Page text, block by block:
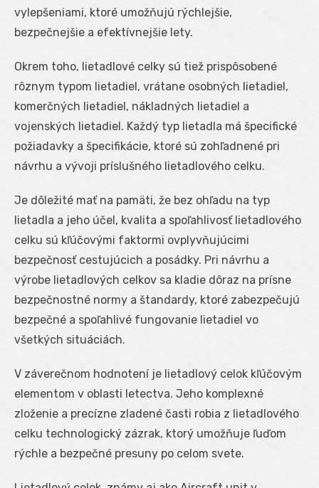
vylepšeniami, ktoré umožňujú rýchlejšie,
bezpečnejšie a efektívnejšie lety.
Okrem toho, lietadlové celky sú tiež prispôsobené
rôznym typom lietadiel, vrátane osobných lietadiel,
komerčných lietadiel, nákladných lietadiel a
vojenských lietadiel. Každý typ lietadla má špecifické
požiadavky a špecifikácie, ktoré sú zohľadnené pri
návrhu a vývoji príslušného lietadlového celku.
Je dôležité mať na pamäti, že bez ohľadu na typ
lietadla a jeho účel, kvalita a spoľahlivosť lietadlového
celku sú kľúčovými faktormi ovplyvňujúcimi
bezpečnosť cestujúcich a posádky. Pri návrhu a
výrobe lietadlových celkov sa kladie dôraz na prísne
bezpečnostné normy a štandardy, ktoré zabezpečujú
bezpečné a spoľahlivé fungovanie lietadiel vo
všetkých situáciách.
V záverečnom hodnotení je lietadlový celok kľúčovým
elementom v oblasti letectva. Jeho komplexné
zloženie a precízne zladené časti robia z lietadlového
celku technologický zázrak, ktorý umožňuje ľuďom
rýchle a bezpečné presuny po celom svete.